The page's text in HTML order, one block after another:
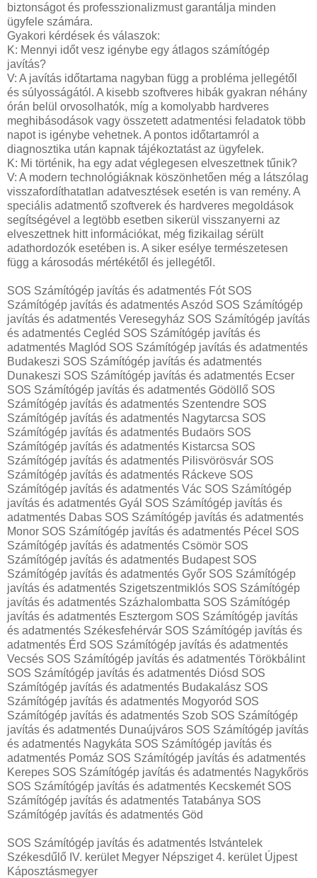
biztonságot és professzionalizmust garantálja minden
ügyfele számára.
Gyakori kérdések és válaszok:
K: Mennyi időt vesz igénybe egy átlagos számítógép
javítás?
V: A javítás időtartama nagyban függ a probléma jellegétől
és súlyosságától. A kisebb szoftveres hibák gyakran néhány
órán belül orvosolhatók, míg a komolyabb hardveres
meghibásodások vagy összetett adatmentési feladatok több
napot is igénybe vehetnek. A pontos időtartamról a
diagnosztika után kapnak tájékoztatást az ügyfelek.
K: Mi történik, ha egy adat véglegesen elveszettnek tűnik?
V: A modern technológiáknak köszönhetően még a látszólag
visszafordíthatatlan adatvesztések esetén is van remény. A
speciális adatmentő szoftverek és hardveres megoldások
segítségével a legtöbb esetben sikerül visszanyerni az
elveszettnek hitt információkat, még fizikailag sérült
adathordozók esetében is. A siker esélye természetesen
függ a károsodás mértékétől és jellegétől.
SOS Számítógép javítás és adatmentés Fót SOS
Számítógép javítás és adatmentés Aszód SOS Számítógép
javítás és adatmentés Veresegyház SOS Számítógép javítás
és adatmentés Cegléd SOS Számítógép javítás és
adatmentés Maglód SOS Számítógép javítás és adatmentés
Budakeszi SOS Számítógép javítás és adatmentés
Dunakeszi SOS Számítógép javítás és adatmentés Ecser
SOS Számítógép javítás és adatmentés Gödöllő SOS
Számítógép javítás és adatmentés Szentendre SOS
Számítógép javítás és adatmentés Nagytarcsa SOS
Számítógép javítás és adatmentés Budaörs SOS
Számítógép javítás és adatmentés Kistarcsa SOS
Számítógép javítás és adatmentés Pilisvörösvár SOS
Számítógép javítás és adatmentés Ráckeve SOS
Számítógép javítás és adatmentés Vác SOS Számítógép
javítás és adatmentés Gyál SOS Számítógép javítás és
adatmentés Dabas SOS Számítógép javítás és adatmentés
Monor SOS Számítógép javítás és adatmentés Pécel SOS
Számítógép javítás és adatmentés Csömör SOS
Számítógép javítás és adatmentés Budapest SOS
Számítógép javítás és adatmentés Győr SOS Számítógép
javítás és adatmentés Szigetszentmiklós SOS Számítógép
javítás és adatmentés Százhalombatta SOS Számítógép
javítás és adatmentés Esztergom SOS Számítógép javítás
és adatmentés Székesfehérvár SOS Számítógép javítás és
adatmentés Érd SOS Számítógép javítás és adatmentés
Vecsés SOS Számítógép javítás és adatmentés Törökbálint
SOS Számítógép javítás és adatmentés Diósd SOS
Számítógép javítás és adatmentés Budakalász SOS
Számítógép javítás és adatmentés Mogyoród SOS
Számítógép javítás és adatmentés Szob SOS Számítógép
javítás és adatmentés Dunaújváros SOS Számítógép javítás
és adatmentés Nagykáta SOS Számítógép javítás és
adatmentés Pomáz SOS Számítógép javítás és adatmentés
Kerepes SOS Számítógép javítás és adatmentés Nagykőrös
SOS Számítógép javítás és adatmentés Kecskemét SOS
Számítógép javítás és adatmentés Tatabánya SOS
Számítógép javítás és adatmentés Göd
SOS Számítógép javítás és adatmentés Istvántelek
Székesdűlő IV. kerület Megyer Népsziget 4. kerület Újpest
Káposztásmegyer